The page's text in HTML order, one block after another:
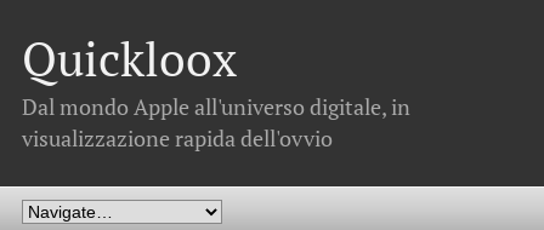
Quickloox
Dal mondo Apple all'universo digitale, in
visualizzazione rapida dell'ovvio